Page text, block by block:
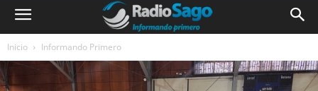
Inicio Informando Primero